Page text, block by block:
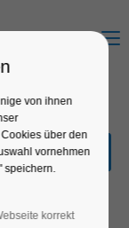
Menu
von ihnen
über den
vornehmen
speichern.
korrekt